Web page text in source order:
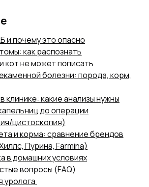
и почему это опасно
как распознать
не может пописать
болезни: порода, корм,
клинике: какие анализы нужны
до операции
цистоскопия)
и корма: сравнение брендов
Пурина, Farmina)
в домашних условиях
вопросы (FAQ)
уролога